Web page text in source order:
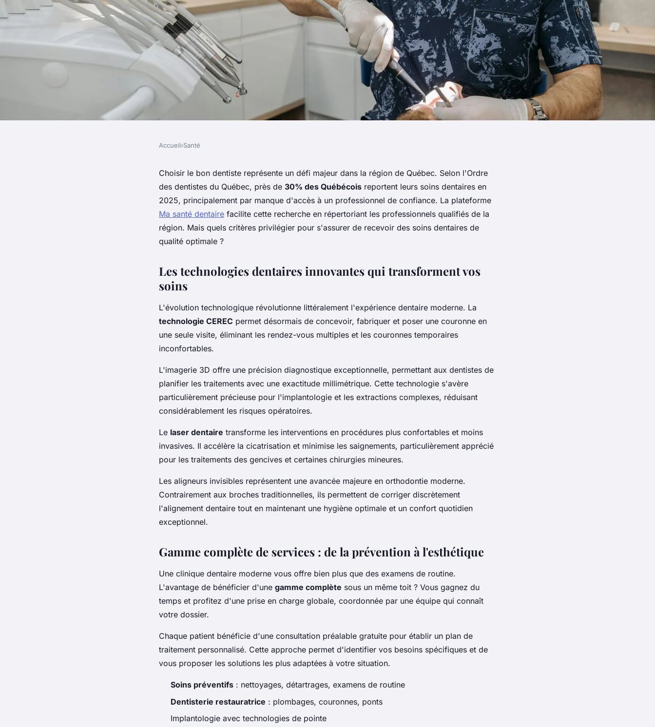
Dentiste à québec : soins dentaires
innovants et accessibles
Accueil›Santé
Choisir le bon dentiste représente un défi majeur dans la région de Québec. Selon l'Ordre
des dentistes du Québec, près de 30% des Québécois reportent leurs soins dentaires en
2025, principalement par manque d'accès à un professionnel de confiance. La plateforme
Ma santé dentaire facilite cette recherche en répertoriant les professionnels qualifiés de la
région. Mais quels critères privilégier pour s'assurer de recevoir des soins dentaires de
qualité optimale ?
Les technologies dentaires innovantes qui transforment vos
soins
L'évolution technologique révolutionne littéralement l'expérience dentaire moderne. La
technologie CEREC permet désormais de concevoir, fabriquer et poser une couronne en
une seule visite, éliminant les rendez-vous multiples et les couronnes temporaires
inconfortables.
L'imagerie 3D offre une précision diagnostique exceptionnelle, permettant aux dentistes de
planifier les traitements avec une exactitude millimétrique. Cette technologie s'avère
particulièrement précieuse pour l'implantologie et les extractions complexes, réduisant
considérablement les risques opératoires.
Le laser dentaire transforme les interventions en procédures plus confortables et moins
invasives. Il accélère la cicatrisation et minimise les saignements, particulièrement apprécié
pour les traitements des gencives et certaines chirurgies mineures.
Les aligneurs invisibles représentent une avancée majeure en orthodontie moderne.
Contrairement aux broches traditionnelles, ils permettent de corriger discrètement
l'alignement dentaire tout en maintenant une hygiène optimale et un confort quotidien
exceptionnel.
Gamme complète de services : de la prévention à l'esthétique
Une clinique dentaire moderne vous offre bien plus que des examens de routine.
L'avantage de bénéficier d'une gamme complète sous un même toit ? Vous gagnez du
temps et profitez d'une prise en charge globale, coordonnée par une équipe qui connaît
votre dossier.
Chaque patient bénéficie d'une consultation préalable gratuite pour établir un plan de
traitement personnalisé. Cette approche permet d'identifier vos besoins spécifiques et de
vous proposer les solutions les plus adaptées à votre situation.
Soins préventifs : nettoyages, détartrages, examens de routine
Dentisterie restauratrice : plombages, couronnes, ponts
Implantologie avec technologies de pointe